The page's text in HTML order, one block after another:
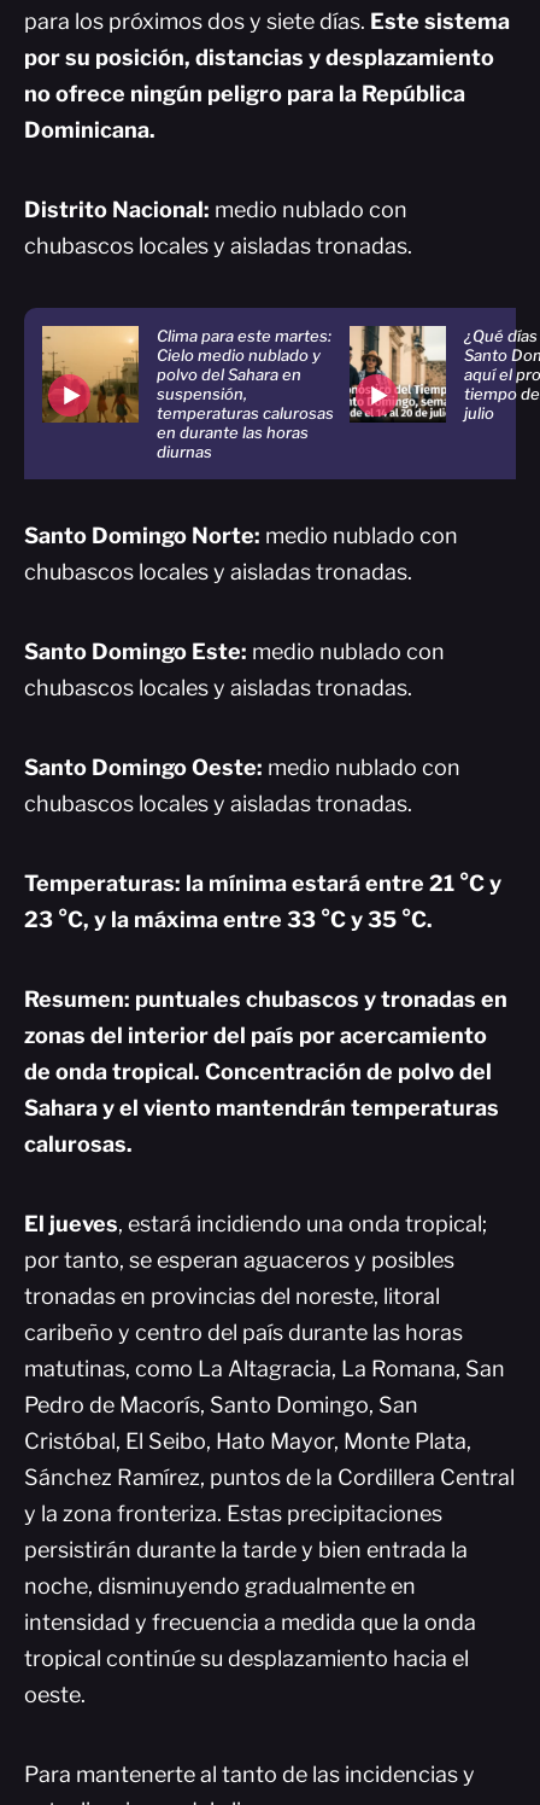
para los próximos dos y siete días. Este sistema
por su posición, distancias y desplazamiento
no ofrece ningún peligro para la República
Dominicana.
Distrito Nacional: medio nublado con
chubascos locales y aisladas tronadas.
Clima para este martes:
Cielo medio nublado y
polvo del Sahara en
suspensión,
temperaturas calurosas
en durante las horas
diurnas
¿Qué
Santo
aquí el
tiempo
julio
Santo Domingo Norte: medio nublado con
chubascos locales y aisladas tronadas.
Santo Domingo Este: medio nublado con
chubascos locales y aisladas tronadas.
Santo Domingo Oeste: medio nublado con
chubascos locales y aisladas tronadas.
Temperaturas: la mínima estará entre 21 °C y
23 °C, y la máxima entre 33 °C y 35 °C.
Resumen: puntuales chubascos y tronadas en
zonas del interior del país por acercamiento
de onda tropical. Concentración de polvo del
Sahara y el viento mantendrán temperaturas
calurosas.
El jueves, estará incidiendo una onda tropical;
por tanto, se esperan aguaceros y posibles
tronadas en provincias del noreste, litoral
caribeño y centro del país durante las horas
matutinas, como La Altagracia, La Romana, San
Pedro de Macorís, Santo Domingo, San
Cristóbal, El Seibo, Hato Mayor, Monte Plata,
Sánchez Ramírez, puntos de la Cordillera Central
y la zona fronteriza. Estas precipitaciones
persistirán durante la tarde y bien entrada la
noche, disminuyendo gradualmente en
intensidad y frecuencia a medida que la onda
tropical continúe su desplazamiento hacia el
oeste.
Para mantenerte al tanto de las incidencias y